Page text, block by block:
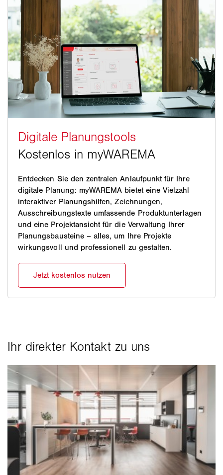
Entdecken Sie den zentralen Anlaufpunkt für Ihre
digitale Planung: myWAREMA bietet eine Vielzahl
interaktiver Planungshilfen, Zeichnungen,
Ausschreibungstexte umfassende Produktunterlagen
und eine Projektansicht für die Verwaltung Ihrer
Planungsbausteine – alles, um Ihre Projekte
wirkungsvoll und professionell zu gestalten.